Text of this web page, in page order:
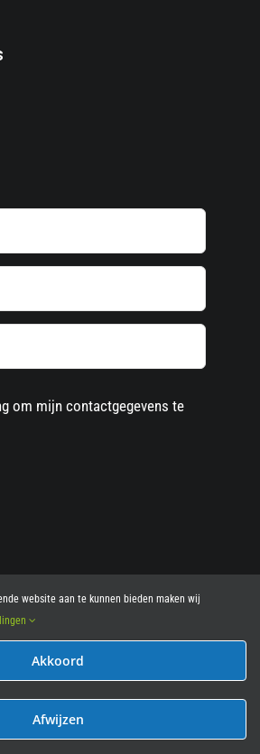
om mijn contactgegevens te
Bike • All Rights Reserved • powered
website aan te kunnen bieden maken wij
Akkoord
Afwijzen